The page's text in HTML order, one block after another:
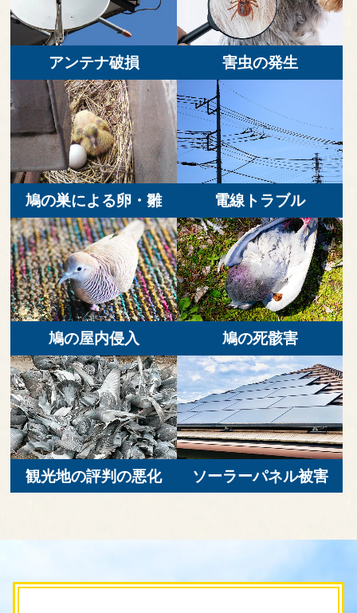
害虫の発生
アンテナ破損
電線トラブル
鳩の巣による卵・雛
鳩の死骸害
鳩の屋内侵入
ソーラーパネル被害
観光地の評判の悪化